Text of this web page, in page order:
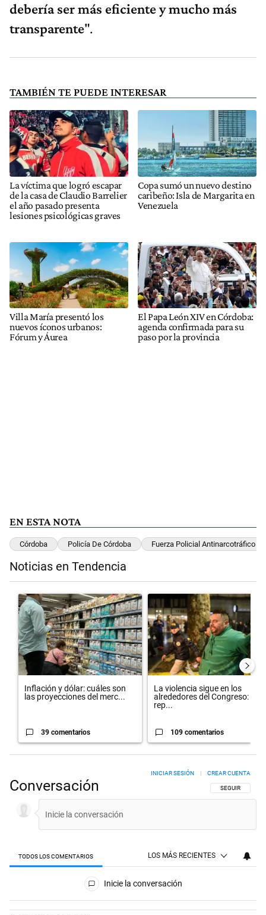
debería ser más eficiente y mucho más
transparente".
TAMBIÉN TE PUEDE INTERESAR
La víctima que logró escapar
de la casa de Claudio Barrelier
el año pasado presenta
lesiones psicológicas graves
Copa sumó un nuevo destino
caribeño: Isla de Margarita en
Venezuela
Villa María presentó los
nuevos íconos urbanos:
Fórum y Áurea
El Papa León XIV en Córdoba:
agenda confirmada para su
paso por la provincia
EN ESTA NOTA
Córdoba Policía De Córdoba Fuerza Policial Antinarcotráfico
Noticias en Tendencia
Un artículo de tendencia con el título "Inflación y dólar: cuáles son
Inflación y dólar: cuáles son
las proyecciones del merc...
39 comentarios
Un artículo de tendencia con el
La violencia sigue en los
alrededores del Congreso:
rep...
109 comentarios
Conversación SIGA ESTA
SEGUIR
INICIAR SESIÓN CREAR CUENTA
TODOS LOS COMENTARIOS LOS MÁS RECIENTES
Todos los comentarios
Inicie la conversación